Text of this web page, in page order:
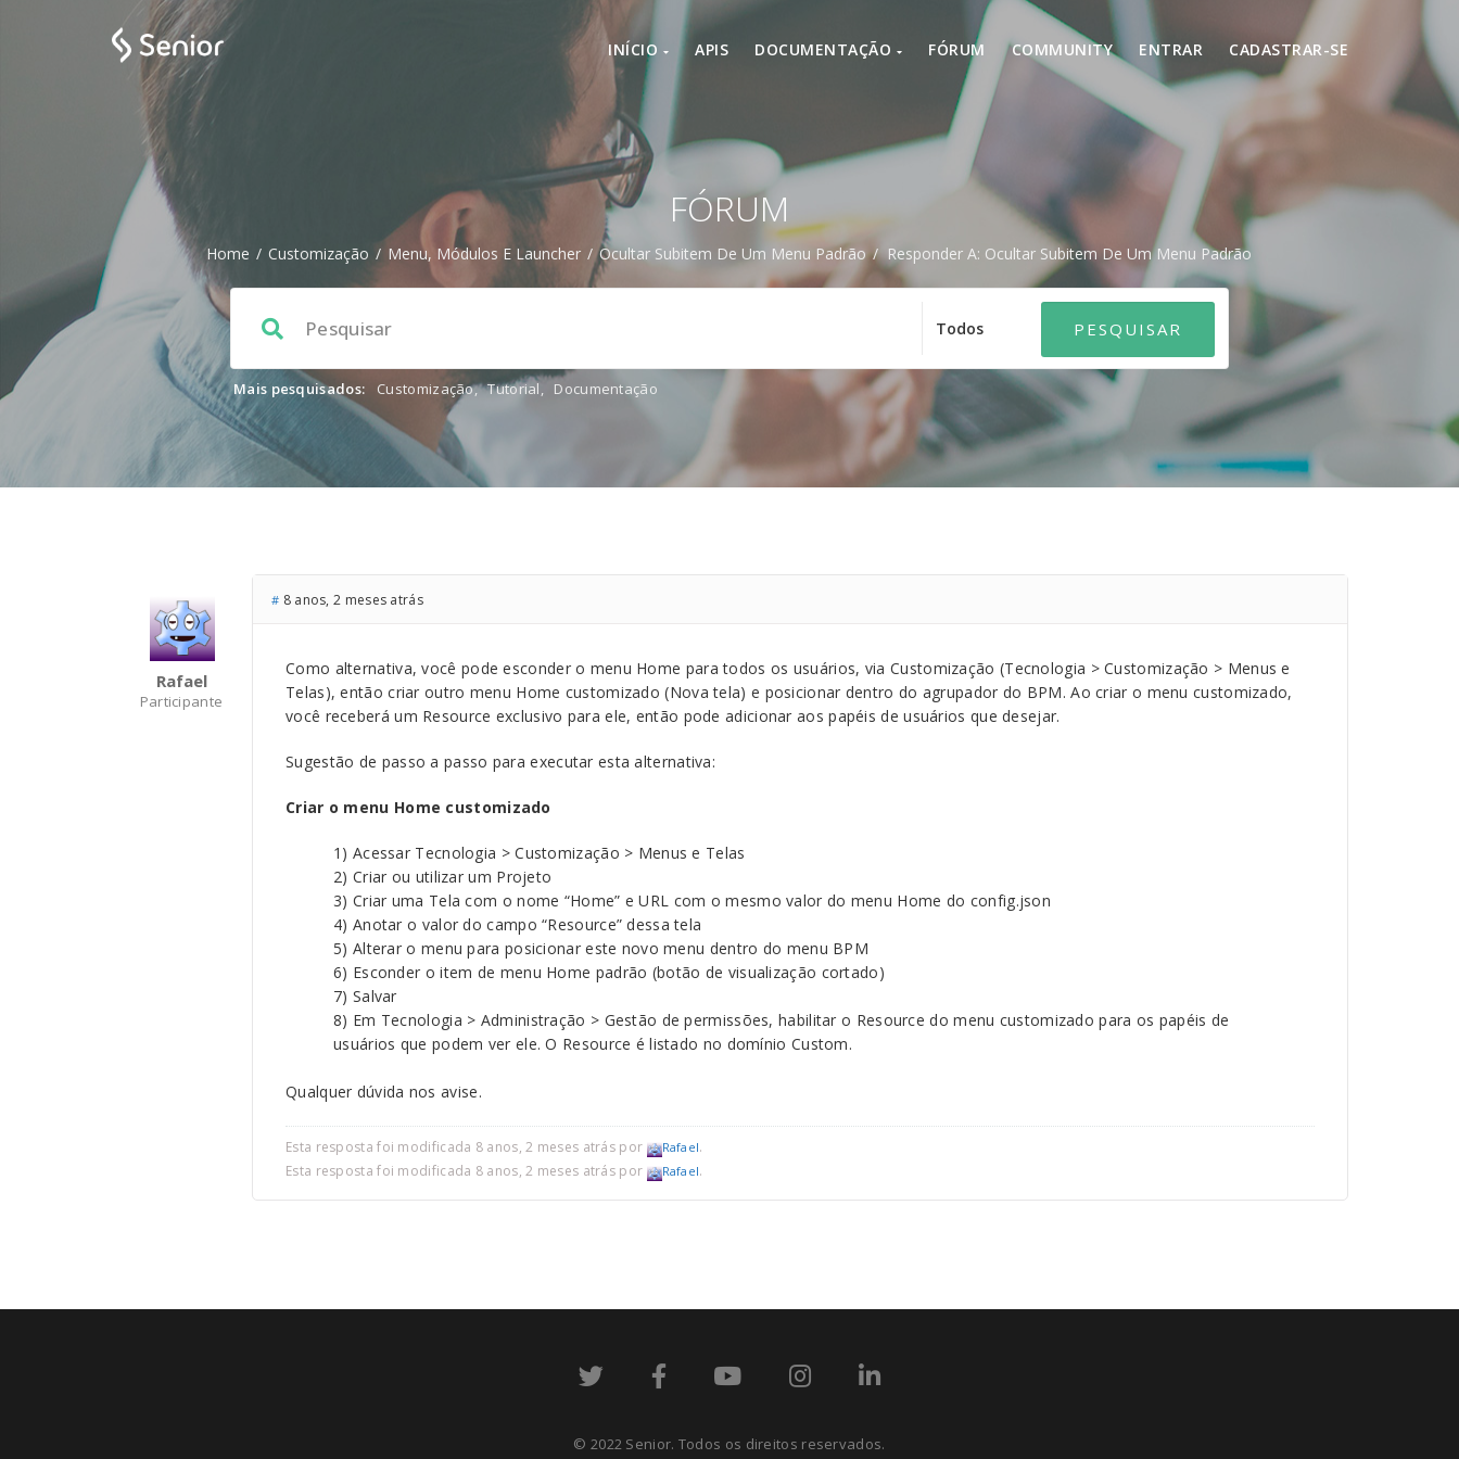
INÍCIO APIS DOCUMENTAÇÃO FÓRUM COMMUNITY ENTRAR CADASTRAR-SE
FÓRUM
Home / Customização / Menu, Módulos E Launcher / Ocultar Subitem De Um Menu Padrão / Responder A: Ocultar Subitem De Um Menu Padrão
Mais pesquisados: Customização, Tutorial, Documentação
Rafael
Participante
# 8 anos, 2 meses atrás
Como alternativa, você pode esconder o menu Home para todos os usuários, via Customização (Tecnologia > Customização > Menus e
Telas), então criar outro menu Home customizado (Nova tela) e posicionar dentro do agrupador do BPM. Ao criar o menu customizado,
você receberá um Resource exclusivo para ele, então pode adicionar aos papéis de usuários que desejar.
Sugestão de passo a passo para executar esta alternativa:
Criar o menu Home customizado
1) Acessar Tecnologia > Customização > Menus e Telas
2) Criar ou utilizar um Projeto
3) Criar uma Tela com o nome “Home” e URL com o mesmo valor do menu Home do config.json
4) Anotar o valor do campo “Resource” dessa tela
5) Alterar o menu para posicionar este novo menu dentro do menu BPM
6) Esconder o item de menu Home padrão (botão de visualização cortado)
7) Salvar
8) Em Tecnologia > Administração > Gestão de permissões, habilitar o Resource do menu customizado para os papéis de
usuários que podem ver ele. O Resource é listado no domínio Custom.
Qualquer dúvida nos avise.
Esta resposta foi modificada 8 anos, 2 meses atrás por Rafael.
Esta resposta foi modificada 8 anos, 2 meses atrás por
Rafael.
© 2022 Senior. Todos os direitos reservados.